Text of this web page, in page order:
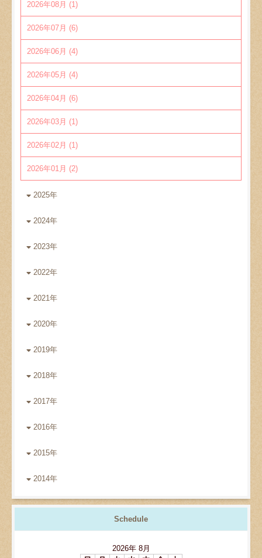
2026年08月 (1)
2026年07月 (6)
2026年06月 (4)
2026年05月 (4)
2026年04月 (6)
2026年03月 (1)
2026年02月 (1)
2026年01月 (2)
2025年
2024年
2023年
2022年
2021年
2020年
2019年
2018年
2017年
2016年
2015年
2014年
Schedule
2026年 8月